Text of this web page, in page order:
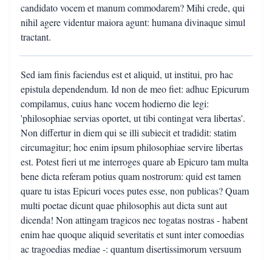
candidato vocem et manum commodarem? Mihi crede, qui
nihil agere videntur maiora agunt: humana divinaque simul
tractant.
Sed iam finis faciendus est et aliquid, ut institui, pro hac
epistula dependendum. Id non de meo fiet: adhuc Epicurum
compilamus, cuius hanc vocem hodierno die legi:
'philosophiae servias oportet, ut tibi contingat vera libertas'.
Non differtur in diem qui se illi subiecit et tradidit: statim
circumagitur; hoc enim ipsum philosophiae servire libertas
est. Potest fieri ut me interroges quare ab Epicuro tam multa
bene dicta referam potius quam nostrorum: quid est tamen
quare tu istas Epicuri voces putes esse, non publicas? Quam
multi poetae dicunt quae philosophis aut dicta sunt aut
dicenda! Non attingam tragicos nec togatas nostras - habent
enim hae quoque aliquid severitatis et sunt inter comoedias
ac tragoedias mediae -: quantum disertissimorum versuum